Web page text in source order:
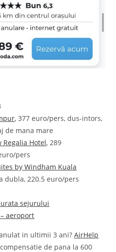
, 377 euro/pers, dus-intors,
de mana mare
Regalia Hotel, 289
pers
by Windham Kuala
dubla, 220.5 euro/pers
sejurului
aeroport
in ultimii 3 ani?AirHelp
de pana la 600